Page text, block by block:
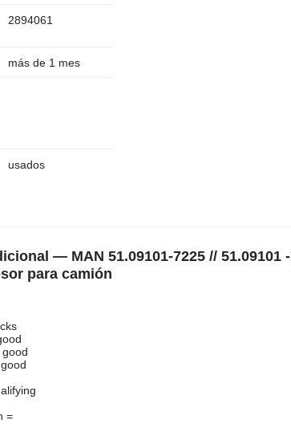
2894061
más de 1 mes
usados
— MAN 51.09101-7225 // 51.09101
para camión
=